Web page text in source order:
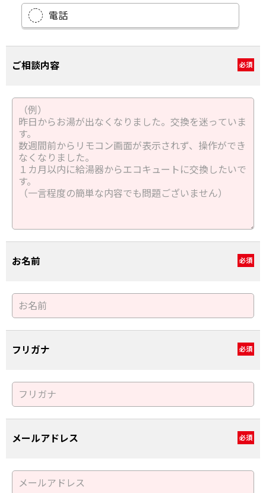
電話
ご相談内容 必須
お名前 必須
フリガナ 必須
メールアドレス 必須